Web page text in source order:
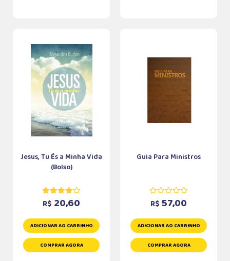
Jesus, Tu És a Minha Vida
(Bolso)
R$ 20,60
ADICIONAR AO CARRINHO
COMPRAR AGORA
Guia Para Ministros
R$ 57,00
ADICIONAR AO CARRINHO
COMPRAR AGORA